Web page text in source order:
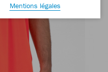
Mentions légales